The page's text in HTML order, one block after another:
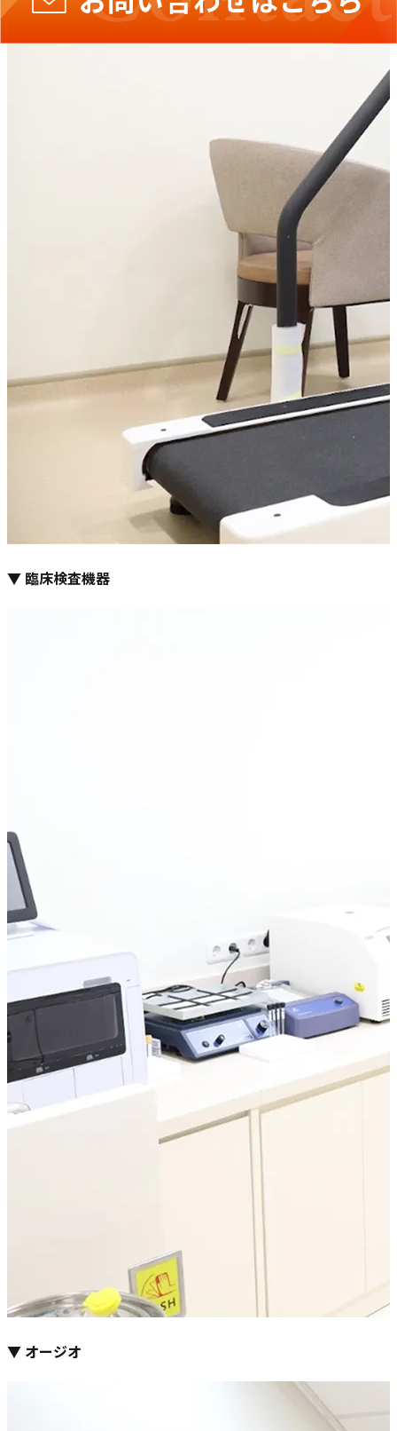
▼ 臨床検査機器
▼ オージオ